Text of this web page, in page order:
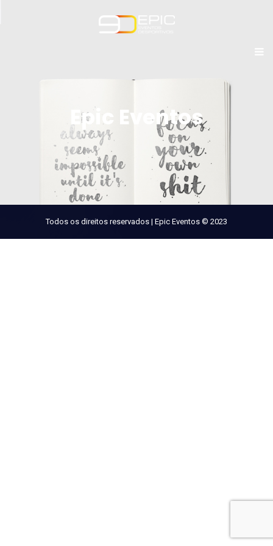
Epic Eventos
Todos os direitos reservados | Epic Eventos © 2023